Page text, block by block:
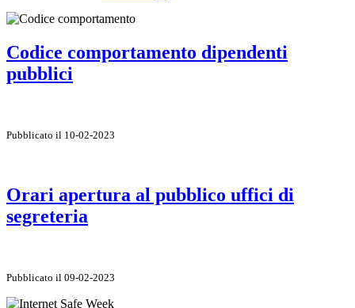
Codice comportamento dipendenti
pubblici
Pubblicato il 10-02-2023
Orari apertura al pubblico uffici di
segreteria
Pubblicato il 09-02-2023